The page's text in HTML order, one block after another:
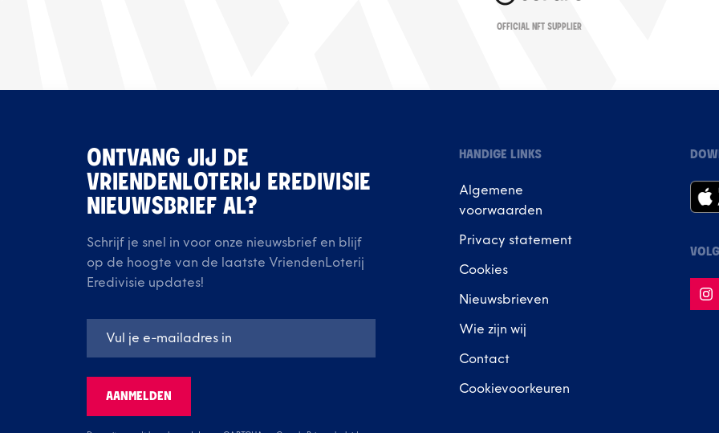
OFFICIAL NFT SUPPLIER
ONTVANG JIJ DE
VRIENDENLOTERIJ EREDIVISIE
NIEUWSBRIEF AL?
Schrijf je snel in voor onze nieuwsbrief en blijf
op de hoogte van de laatste VriendenLoterij
Eredivisie updates!
AANMELDEN
HANDIGE LINKS
Algemene
voorwaarden
Privacy statement
Cookies
Nieuwsbrieven
Wie zijn wij
Contact
Cookievoorkeuren